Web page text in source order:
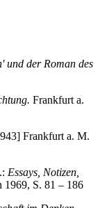
und der Roman des
Frankfurt a.
Frankfurt a. M.
Essays, Notizen,
1969, S. 81 – 186